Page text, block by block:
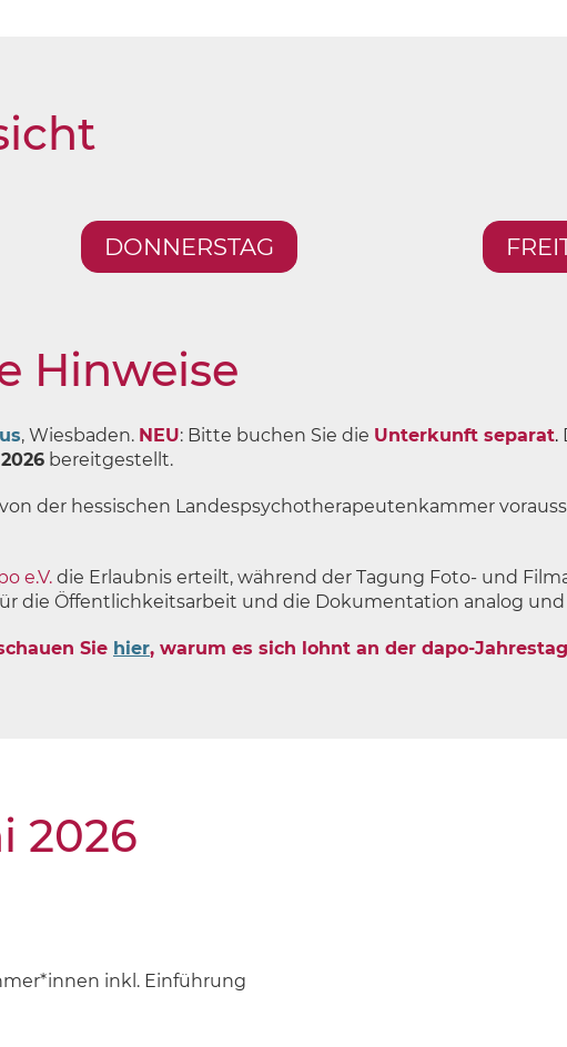
DONNERSTAG
Hinweise
, Wiesbaden. NEU: Bitte buchen Sie die Unterkunft separat.
bereitgestellt.
der hessischen Landespsychotherapeutenkammer
e.V. die Erlaubnis erteilt, während der Tagung Foto- und
die Öffentlichkeitsarbeit und die Dokumentation analog
Sie hier, warum es sich lohnt an der dapo-
2026
inkl. Einführung